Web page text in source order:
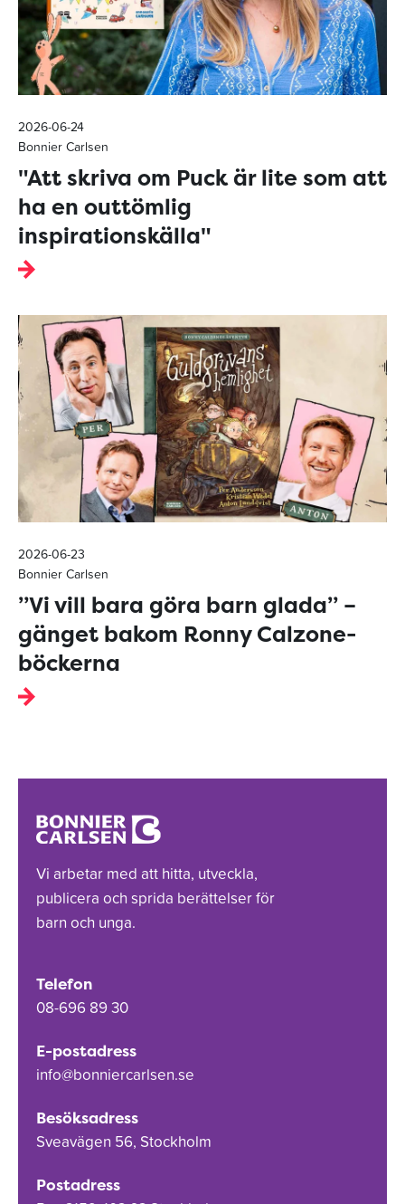
2026-06-24
Bonnier Carlsen
"Att skriva om Puck är lite som att
ha en outtömlig
inspirationskälla"
2026-06-23
Bonnier Carlsen
”Vi vill bara göra barn glada” –
gänget bakom Ronny Calzone-
böckerna
Vi arbetar med att hitta, utveckla,
publicera och sprida berättelser för
barn och unga.
Telefon
08-696 89 30
E-postadress
info@bonniercarlsen.se
Besöksadress
Sveavägen 56, Stockholm
Postadress